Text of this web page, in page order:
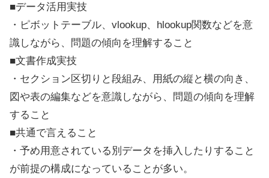
■データ活用実技
・ピボットテーブル、vlookup、hlookup関数などを意
識しながら、問題の傾向を理解すること
■文書作成実技
・セクション区切りと段組み、用紙の縦と横の向き、
図や表の編集などを意識しながら、問題の傾向を理解
すること
■共通で言えること
・予め用意されている別データを挿入したりすること
が前提の構成になっていることが多い。